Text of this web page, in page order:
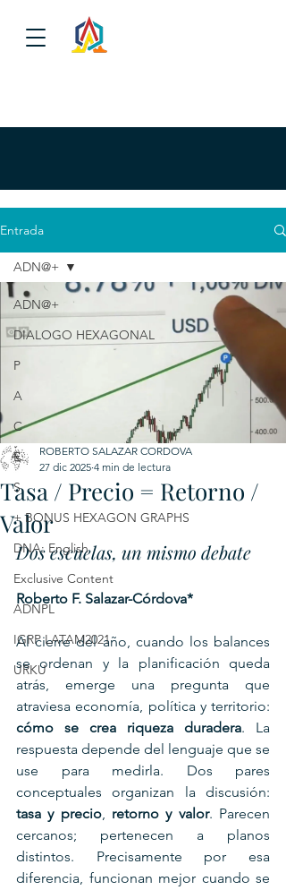
Entrada
ADN@+
DIALOGO HEXAGONAL
P
A
C
E
S
+ BONUS HEXAGON GRAPHS
DNA: English
Exclusive Content
ADNPL
IGRP LATAM2021
URKU
ADN@+
Tasa / Precio = Retorno /
Valor
ROBERTO SALAZAR CORDOVA
27 dic 2025 4 min de lectura
Dos escuelas, un mismo debate
Roberto F. Salazar-Córdova*
Al cierre del año, cuando los balances
se ordenan y la planificación queda
atrás, emerge una pregunta que
cómo se crea riqueza duradera. La
respuesta depende del lenguaje que se
use para medirla. Dos pares
tasa y precio, retorno y valor. Parecen
cercanos; pertenecen a planos
distintos. Precisamente por esa
diferencia, funcionan mejor cuando se